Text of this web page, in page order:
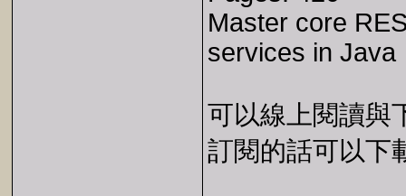
Master core
services in Java
可以線上閱讀與
訂閱的話可以下